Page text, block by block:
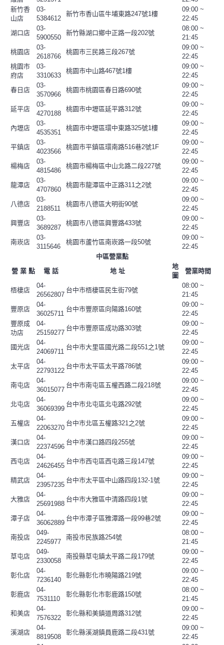
新竹香
山店
03-
5384612
新竹市香山區牛埔東路247號1樓
09:00 ~
22:45
湖口店
03-
5900550
新竹縣湖口鄉中正路一段202號
08:00 ~
21:45
桃園店
03-
2618766
桃園市三民路三段267號
09:00 ~
22:45
桃園市
府店
03-
3310633
桃園市中山路467號1樓
09:00 ~
22:45
春日店
03-
3570966
桃園市桃園區春日路690號
09:00 ~
22:45
延平店
03-
4270188
桃園市中壢區延平路312號
09:00 ~
22:45
內壢店
03-
4535351
桃園市中壢區環中東路325號1樓
09:00 ~
22:45
平鎮店
03-
4023566
桃園市平鎮區環南路516巷2號1F
09:00 ~
22:45
楊梅店
03-
4815486
桃園市楊梅區中山北路二段227號
09:00 ~
22:45
龍潭店
03-
4707860
桃園市龍潭區中正路311之2號
09:00 ~
22:45
八德店
03-
2188511
桃園市八德區大明街90號
09:00 ~
22:45
興豐店
03-
3689287
桃園市八德區興豐路433號
09:00 ~
22:45
南崁店
03-
3115646
桃園市蘆竹區南崁路一段50號
09:00 ~
22:45
中區營業點
營 業 點
電 話 地 址
地
圖
營業時間
梧棲店
04-
26562807
台中市梧棲區民生街79號
08:00 ~
21:45
豐原店
04-
36025711
台中市豐原區向陽路160號
09:00 ~
22:45
豐原成
功店
04-
25159277
台中市豐原區成功路303號
09:00 ~
22:45
國光店
04-
24069711
台中市大里區國光路二段551之1號
09:00 ~
22:45
太平店
04-
22793122
台中市太平區太平路786號
09:00 ~
22:45
南屯店
04-
36015077
台中市南屯區五權西路二段218號
09:00 ~
22:45
北屯店
04-
36069399
台中市北屯區北屯路292號
09:00 ~
22:45
五權店
04-
22063270
台中市北區五權路321之2號
09:00 ~
22:45
漢口店
04-
22374596
台中市漢口路四段255號
09:00 ~
22:45
西屯店
04-
24626455
台中市西屯區西屯路三段147號
09:00 ~
22:45
精武店
04-
23957235
台中市太平區中山路四段132-1號
09:00 ~
22:45
大雅店
04-
25691988
台中市大雅區中清路四段1號
09:00 ~
22:45
潭子店
04-
36062889
台中市潭子區雅潭路一段99巷2號
09:00 ~
22:45
南投店
049-
2245977
南投市民族路254號
08:00 ~
21:45
草屯店
049-
2330058
南投縣草屯鎮太平路二段179號
09:00 ~
22:45
彰化店
04-
7236140
彰化縣彰化市曉陽路219號
09:00 ~
22:45
彰鹿店
04-
7531110
彰化縣彰化市彰鹿路150號
08:00 ~
21:45
和美店
04-
7576322
彰化縣和美鎮道周路312號
09:00 ~
22:45
溪湖店
04-
8819508
彰化縣溪湖鎮員鹿路二段431號
09:00 ~
22:45